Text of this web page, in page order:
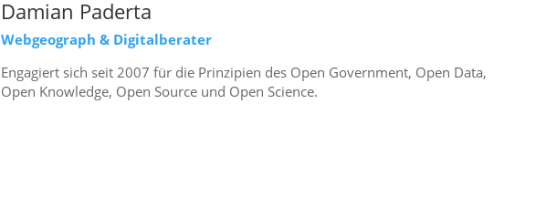
Damian Paderta
Webgeograph & Digitalberater
Engagiert sich seit 2007 für die Prinzipien des Open Government, Open Data,
Open Knowledge, Open Source und Open Science.